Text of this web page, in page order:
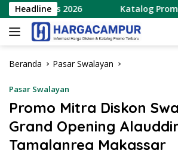
Langsung
ke
konten
Headline
2026 Katalog Promo JSM
Beranda Pasar Swalayan
Pasar Swalayan
Promo Mitra Diskon
Grand Opening
Tamalanrea Makassar